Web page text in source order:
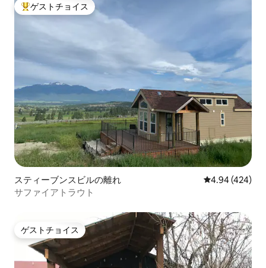
大好評のゲストチョイスです。
ゲストチョイス
スティーブンスビルの離れ レビュー424
4.94 (424)
サファイアトラウト
ゲストチョイス
ゲストチョイス